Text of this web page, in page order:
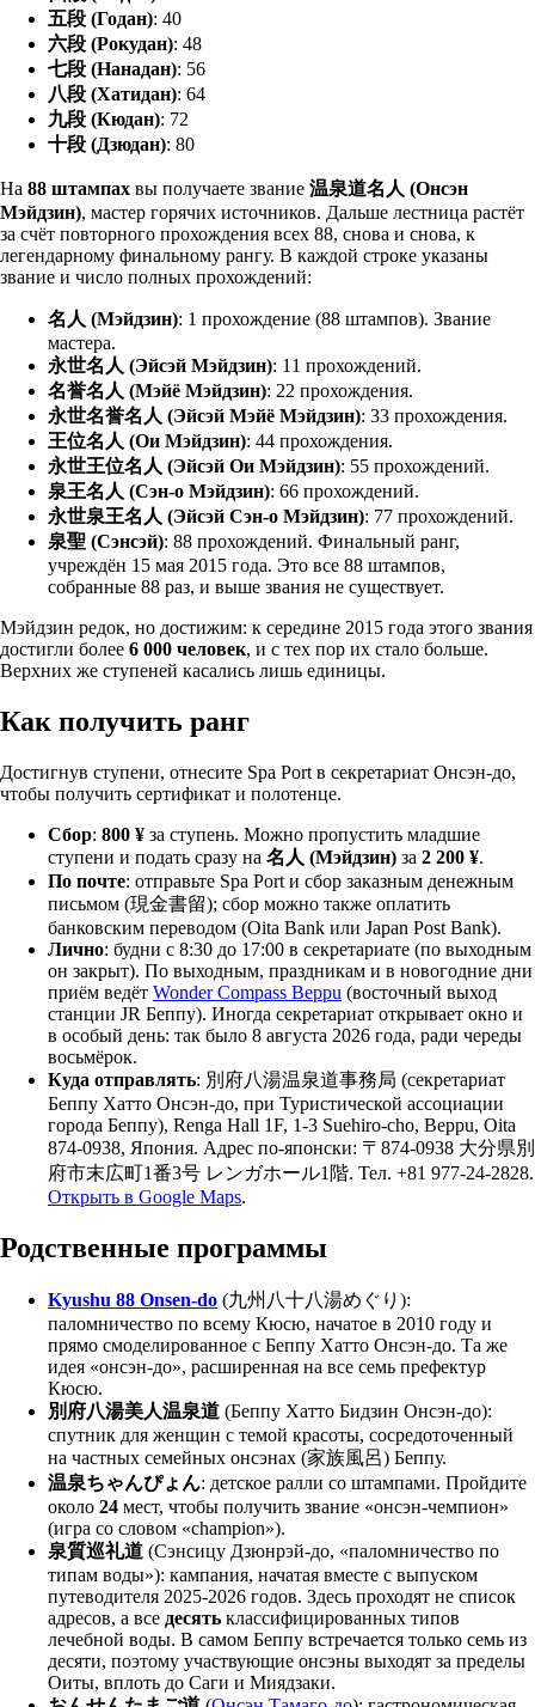
五段 (Годан): 40
六段 (Рокудан): 48
七段 (Нанадан): 56
八段 (Хатидан): 64
九段 (Кюдан): 72
十段 (Дзюдан): 80
На 88 штампах вы получаете звание 温泉道名人 (Онсэн
Мэйдзин), мастер горячих источников. Дальше лестница растёт
за счёт повторного прохождения всех 88, снова и снова, к
легендарному финальному рангу. В каждой строке указаны
звание и число полных прохождений:
名人 (Мэйдзин): 1 прохождение (88 штампов). Звание
мастера.
永世名人 (Эйсэй Мэйдзин): 11 прохождений.
名誉名人 (Мэйё Мэйдзин): 22 прохождения.
永世名誉名人 (Эйсэй Мэйё Мэйдзин): 33 прохождения.
王位名人 (Ои Мэйдзин): 44 прохождения.
永世王位名人 (Эйсэй Ои Мэйдзин): 55 прохождений.
泉王名人 (Сэн-о Мэйдзин): 66 прохождений.
永世泉王名人 (Эйсэй Сэн-о Мэйдзин): 77 прохождений.
泉聖 (Сэнсэй): 88 прохождений. Финальный ранг,
учреждён 15 мая 2015 года. Это все 88 штампов,
собранные 88 раз, и выше звания не существует.
Мэйдзин редок, но достижим: к середине 2015 года этого звания
достигли более 6 000 человек, и с тех пор их стало больше.
Верхних же ступеней касались лишь единицы.
Как получить ранг
Достигнув ступени, отнесите Spa Port в секретариат Онсэн-до,
чтобы получить сертификат и полотенце.
Сбор: 800 ¥ за ступень. Можно пропустить младшие
ступени и подать сразу на 名人 (Мэйдзин) за 2 200 ¥.
По почте: отправьте Spa Port и сбор заказным денежным
письмом (現金書留); сбор можно также оплатить
банковским переводом (Oita Bank или Japan Post Bank).
Лично: будни с 8:30 до 17:00 в секретариате (по выходным
он закрыт). По выходным, праздникам и в новогодние дни
приём ведёт Wonder Compass Beppu (восточный выход
станции JR Беппу). Иногда секретариат открывает окно и
в особый день: так было 8 августа 2026 года, ради череды
восьмёрок.
Куда отправлять: 別府八湯温泉道事務局 (секретариат
Беппу Хатто Онсэн-до, при Туристической ассоциации
города Беппу), Renga Hall 1F, 1-3 Suehiro-cho, Beppu, Oita
874-0938, Япония. Адрес по-японски: 〒874-0938 大分県別
府市末広町1番3号 レンガホール1階. Тел. +81 977-24-2828.
Открыть в Google Maps.
Родственные программы
Kyushu 88 Onsen-do (九州八十八湯めぐり):
паломничество по всему Кюсю, начатое в 2010 году и
прямо смоделированное с Беппу Хатто Онсэн-до. Та же
идея «онсэн-до», расширенная на все семь префектур
Кюсю.
別府八湯美人温泉道 (Беппу Хатто Бидзин Онсэн-до):
спутник для женщин с темой красоты, сосредоточенный
на частных семейных онсэнах (家族風呂) Беппу.
温泉ちゃんぴょん: детское ралли со штампами. Пройдите
около 24 мест, чтобы получить звание «онсэн-чемпион»
(игра со словом «champion»).
泉質巡礼道 (Сэнсицу Дзюнрэй-до, «паломничество по
типам воды»): кампания, начатая вместе с выпуском
путеводителя 2025-2026 годов. Здесь проходят не список
адресов, а все десять классифицированных типов
лечебной воды. В самом Беппу встречается только семь из
десяти, поэтому участвующие онсэны выходят за пределы
Оиты, вплоть до Саги и Миядзаки.